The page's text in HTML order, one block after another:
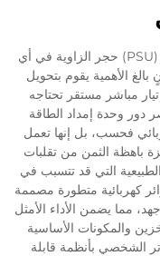
يمثل أفضل مصدر طاقة للكمبيوتر الشخصي (PSU) حجر الزاوية في أي
الأهمية يقوم بتحويل
تيار مباشر مستقر تحتاجه
دور وحدة إمداد الطاقة
فحسب، بل إنها تعمل
باهظة الثمن من تقلبات
الطبيعية التي قد تتسبب في
كهربائية متطورة مصممة
مما يضمن الأداء الأمثل
والمكونات الأساسية
الشخصي بأنظمة قابلة